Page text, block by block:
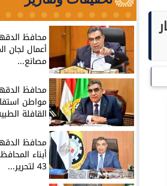
محافظ
أعمال لجان
مصانع...
مواطن
القافلة
محافظ
أبناء
43 لتحرير...